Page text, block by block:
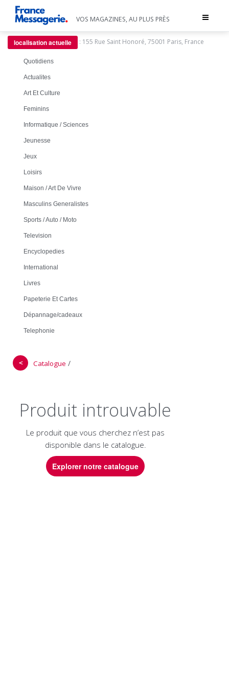
Toggle
VOS MAGAZINES, AU PLUS PRÈS
localisation actuelle : 155 Rue Saint Honoré, 75001 Paris, France
Quotidiens
Actualites
Art Et Culture
Feminins
Informatique / Sciences
Jeunesse
Jeux
Loisirs
Maison / Art De Vivre
Masculins Generalistes
Sports / Auto / Moto
Television
Encyclopedies
International
Livres
Papeterie Et Cartes
Dépannage/cadeaux
Telephonie
＜ Catalogue /
Produit introuvable
Le produit que vous cherchez n’est pas
disponible dans le catalogue.
Explorer notre catalogue